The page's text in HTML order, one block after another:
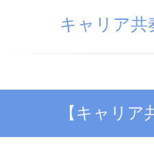
キャリア共
【キャリ